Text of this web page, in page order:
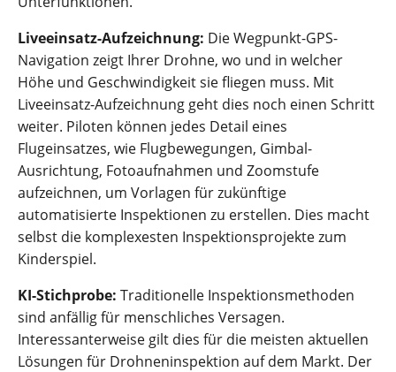
Liveeinsatz-Aufzeichnung: Die Wegpunkt-GPS-
Navigation zeigt Ihrer Drohne, wo und in welcher
Höhe und Geschwindigkeit sie fliegen muss. Mit
Liveeinsatz-Aufzeichnung geht dies noch einen Schritt
weiter. Piloten können jedes Detail eines
Flugeinsatzes, wie Flugbewegungen, Gimbal-
Ausrichtung, Fotoaufnahmen und Zoomstufe
aufzeichnen, um Vorlagen für zukünftige
automatisierte Inspektionen zu erstellen. Dies macht
selbst die komplexesten Inspektionsprojekte zum
Kinderspiel.
KI-Stichprobe: Traditionelle Inspektionsmethoden
sind anfällig für menschliches Versagen.
Interessanterweise gilt dies für die meisten aktuellen
Lösungen für Drohneninspektion auf dem Markt. Der